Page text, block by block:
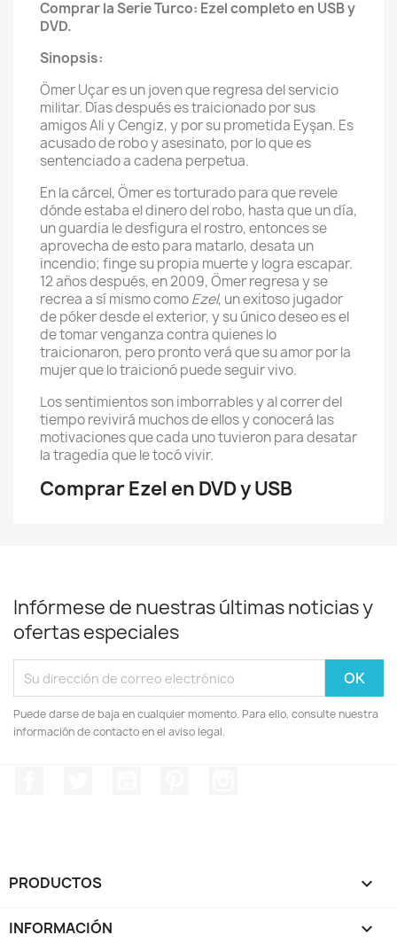
Comprar la Serie Turco: Ezel completo en USB y
DVD.
Sinopsis:
Ömer Uçar es un joven que regresa del servicio
militar. Días después es traicionado por sus
amigos Ali y Cengiz, y por su prometida Eyşan. Es
acusado de robo y asesinato, por lo que es
sentenciado a cadena perpetua.
En la cárcel, Ömer es torturado para que revele
dónde estaba el dinero del robo, hasta que un día,
un guardia le desfigura el rostro, entonces se
aprovecha de esto para matarlo, desata un
incendio; finge su propia muerte y logra escapar.
12 años después, en 2009, Ömer regresa y se
recrea a sí mismo comoEzel, un exitoso jugador
de póker desde el exterior, y su único deseo es el
de tomar venganza contra quienes lo
traicionaron, pero pronto verá que su amor por la
mujer que lo traicionó puede seguir vivo.​
Los sentimientos son imborrables y al correr del
tiempo revivirá muchos de ellos y conocerá las
motivaciones que cada uno tuvieron para desatar
la tragedia que le tocó vivir.
Comprar Ezel en DVD y USB
Infórmese de nuestras últimas noticias y
ofertas especiales
Puede darse de baja en cualquier momento. Para ello, consulte nuestra
información de contacto en el aviso legal.
PRODUCTOS 
INFORMACIÓN 